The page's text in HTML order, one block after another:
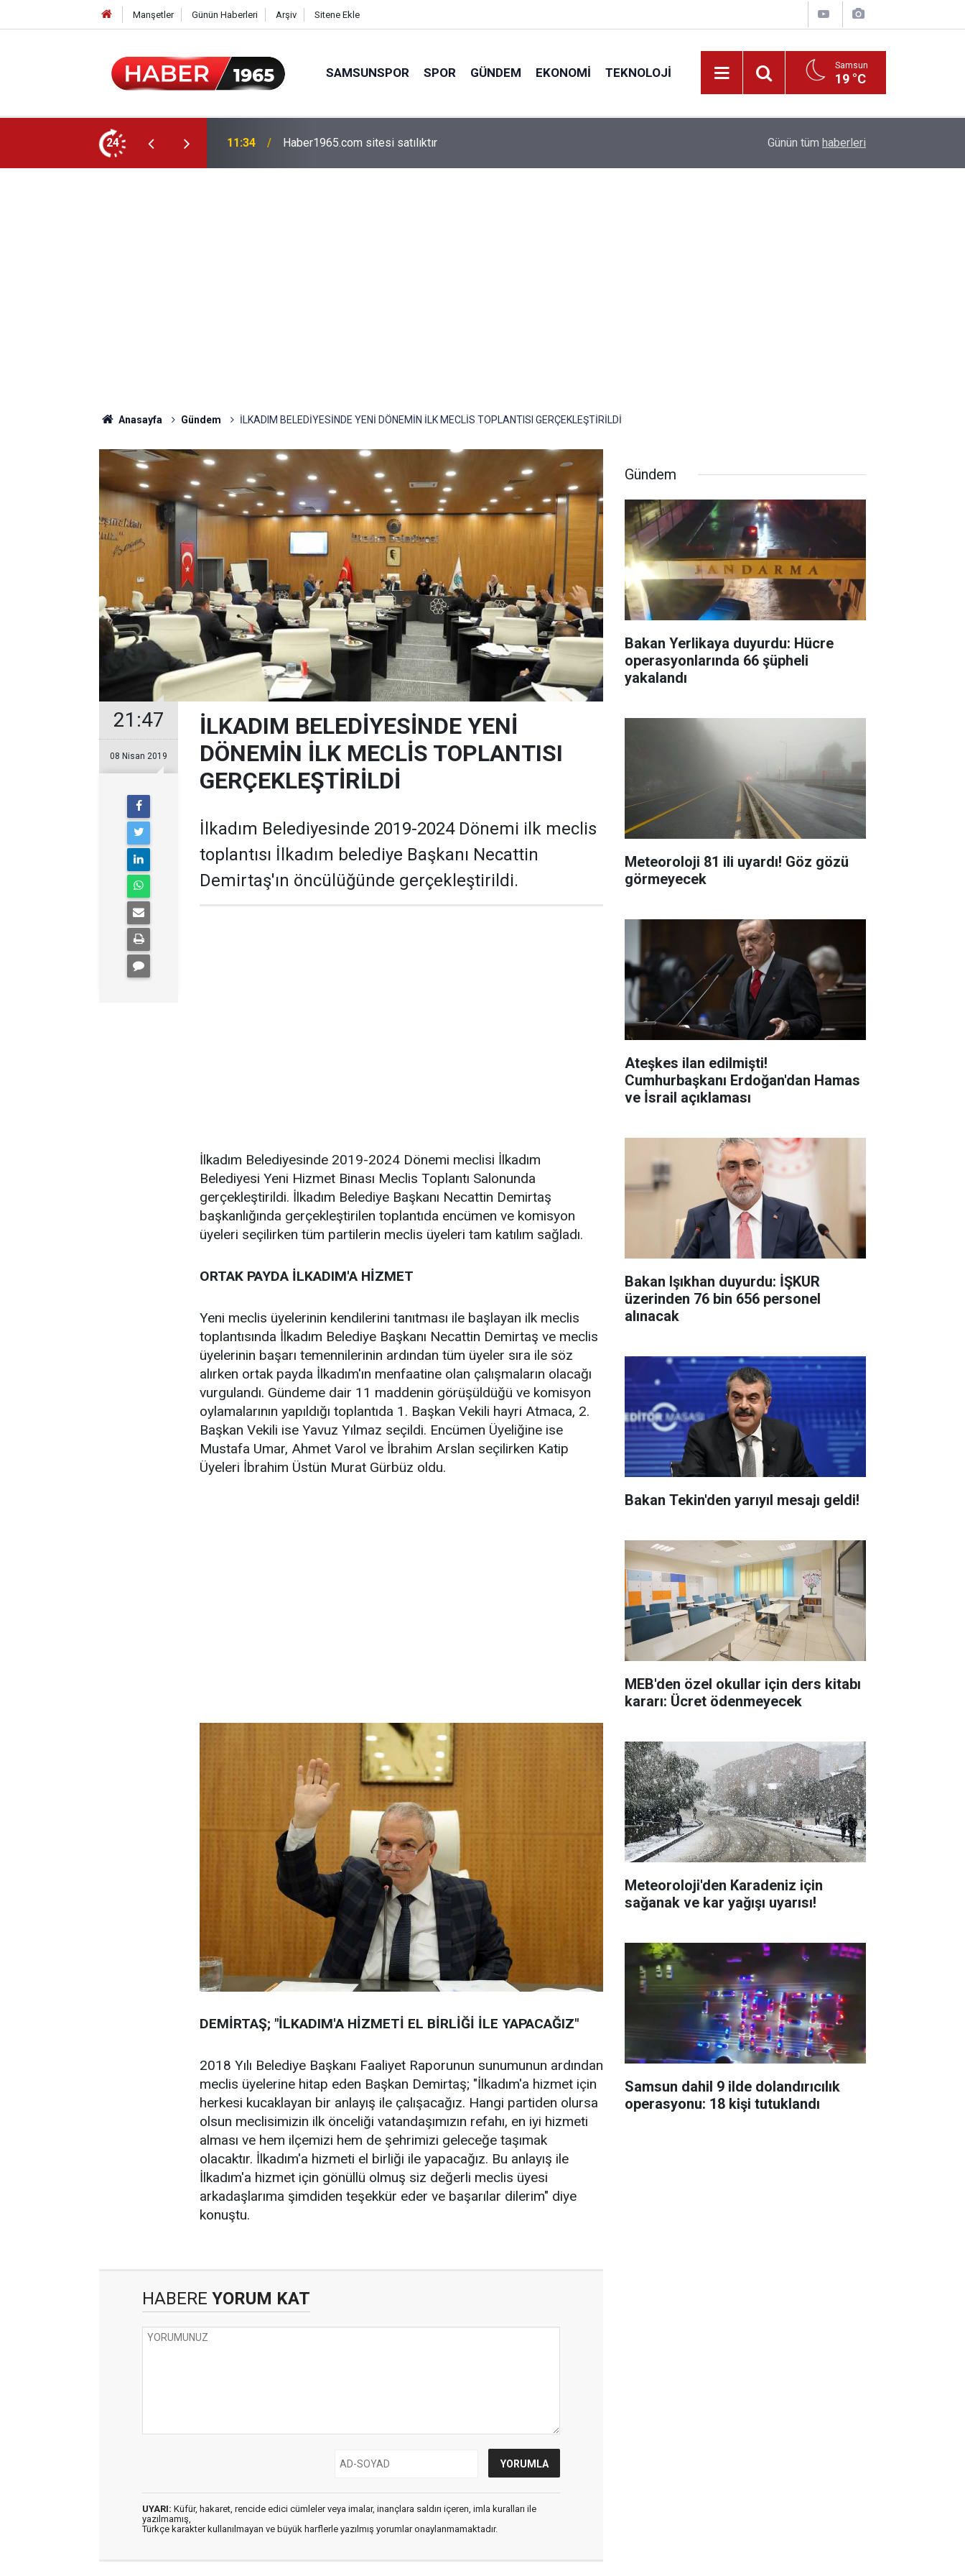
Manşetler Günün Haberleri Arşiv Sitene Ekle
SAMSUNSPOR SPOR GÜNDEM EKONOMI TEKNOLOJI Samsun
19 °C
24 15:52 Milyonlarca emekliyi ilgilendiriyor: Zamlı maaşlar hesaplarda Fahiş fiyatlar nedeniyle işletmelere 101 milyon
Günün tüm haberleri
Anasayfa Gündem İLKADIM BELEDİYESİNDE YENİ DÖNEMİN İLK MECLİS TOPLANTISI GERÇEKLEŞTİRİLDİ
21:47
08 Nisan 2019
İLKADIM BELEDİYESİNDE YENİ
DÖNEMİN İLK MECLİS TOPLANTISI
GERÇEKLEŞTİRİLDİ
İlkadım Belediyesinde 2019-2024 Dönemi ilk meclis
toplantısı İlkadım belediye Başkanı Necattin
Demirtaş'ın öncülüğünde gerçekleştirildi.
İlkadım Belediyesinde 2019-2024 Dönemi meclisi İlkadım
Belediyesi Yeni Hizmet Binası Meclis Toplantı Salonunda
gerçekleştirildi. İlkadım Belediye Başkanı Necattin Demirtaş
başkanlığında gerçekleştirilen toplantıda encümen ve komisyon
üyeleri seçilirken tüm partilerin meclis üyeleri tam katılım sağladı.
ORTAK PAYDA İLKADIM'A HİZMET
Yeni meclis üyelerinin kendilerini tanıtması ile başlayan ilk meclis
toplantısında İlkadım Belediye Başkanı Necattin Demirtaş ve meclis
üyelerinin başarı temennilerinin ardından tüm üyeler sıra ile söz
alırken ortak payda İlkadım'ın menfaatine olan çalışmaların olacağı
vurgulandı. Gündeme dair 11 maddenin görüşüldüğü ve komisyon
oylamalarının yapıldığı toplantıda 1. Başkan Vekili hayri Atmaca, 2.
Başkan Vekili ise Yavuz Yılmaz seçildi. Encümen Üyeliğine ise
Mustafa Umar, Ahmet Varol ve İbrahim Arslan seçilirken Katip
Üyeleri İbrahim Üstün Murat Gürbüz oldu.
DEMİRTAŞ; "İLKADIM'A HİZMETİ EL BİRLİĞİ İLE YAPACAĞIZ"
2018 Yılı Belediye Başkanı Faaliyet Raporunun sunumunun ardından
meclis üyelerine hitap eden Başkan Demirtaş; "İlkadım'a hizmet için
herkesi kucaklayan bir anlayış ile çalışacağız. Hangi partiden olursa
olsun meclisimizin ilk önceliği vatandaşımızın refahı, en iyi hizmeti
alması ve hem ilçemizi hem de şehrimizi geleceğe taşımak
olacaktır. İlkadım'a hizmeti el birliği ile yapacağız. Bu anlayış ile
İlkadım'a hizmet için gönüllü olmuş siz değerli meclis üyesi
arkadaşlarıma şimdiden teşekkür eder ve başarılar dilerim" diye
konuştu.
HABERE YORUM KAT
UYARI: Küfür, hakaret, rencide edici cümleler veya imalar, inançlara saldırı içeren, imla kuralları ile
yazılmamış,
Türkçe karakter kullanılmayan ve büyük harflerle yazılmış yorumlar onaylanmamaktadır.
Gündem
Bakan Yerlikaya duyurdu: Hücre
operasyonlarında 66 şüpheli
yakalandı
Meteoroloji 81 ili uyardı! Göz gözü
görmeyecek
Ateşkes ilan edilmişti!
Cumhurbaşkanı Erdoğan'dan Hamas
ve İsrail açıklaması
Bakan Işıkhan duyurdu: İŞKUR
üzerinden 76 bin 656 personel
alınacak
Bakan Tekin'den yarıyıl mesajı geldi!
MEB'den özel okullar için ders kitabı
kararı: Ücret ödenmeyecek
Meteoroloji'den Karadeniz için
sağanak ve kar yağışı uyarısı!
Samsun dahil 9 ilde dolandırıcılık
operasyonu: 18 kişi tutuklandı